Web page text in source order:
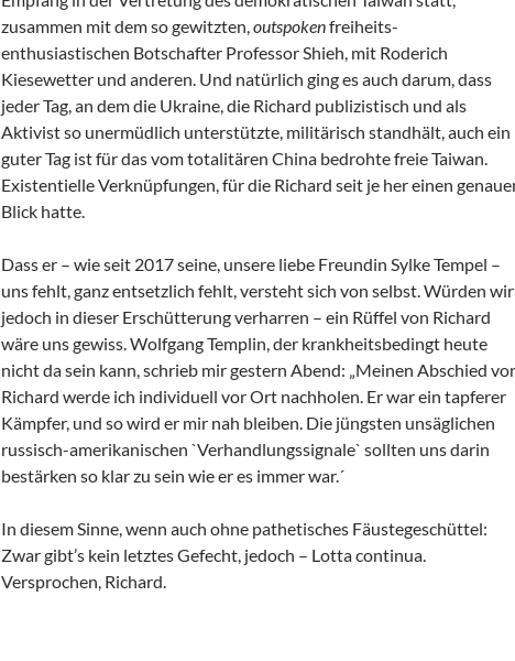
zusammen mit dem so gewitzten, outspokenfreiheits-
enthusiastischen Botschafter Professor Shieh, mit Roderich
Kiesewetter und anderen. Und natürlich ging es auch darum, dass
jeder Tag, an dem die Ukraine, die Richard publizistisch und als
Aktivist so unermüdlich unterstützte, militärisch standhält, auch ein
guter Tag ist für das vom totalitären China bedrohte freie Taiwan.
Existentielle Verknüpfungen, für die Richard seit je her einen
Blick hatte.
Dass er – wie seit 2017 seine, unsere liebe Freundin Sylke Tempel –
uns fehlt, ganz entsetzlich fehlt, versteht sich von selbst. Würden wir
jedoch in dieser Erschütterung verharren – ein Rüffel von Richard
wäre uns gewiss. Wolfgang Templin, der krankheitsbedingt heute
nicht da sein kann, schrieb mir gestern Abend: „Meinen Abschied
Richard werde ich individuell vor Ort nachholen. Er war ein tapferer
Kämpfer, und so wird er mir nah bleiben. Die jüngsten unsäglichen
russisch-amerikanischen `Verhandlungssignale` sollten uns darin
bestärken so klar zu sein wie er es immer war.´
In diesem Sinne, wenn auch ohne pathetisches Fäustegeschüttel:
Zwar gibt’s kein letztes Gefecht, jedoch – Lotta continua.
Versprochen, Richard.